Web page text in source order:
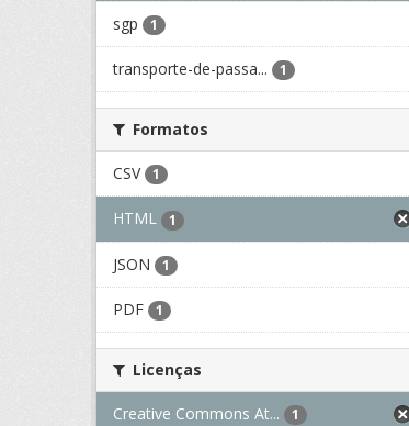
sgp 1
transporte-de-passa... 1
Formatos
CSV 1
HTML 1
JSON 1
PDF 1
Licenças
Creative Commons At... 1